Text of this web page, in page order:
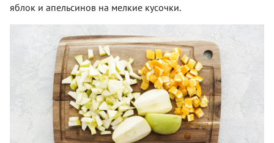
яблок и апельсинов на мелкие кусочки.